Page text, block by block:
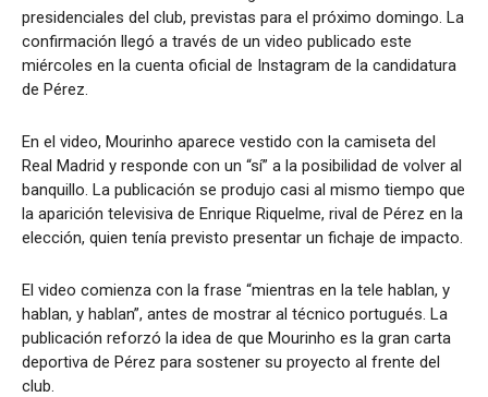
presidenciales del club, previstas para el próximo domingo. La
confirmación llegó a través de un video publicado este
miércoles en la cuenta oficial de Instagram de la candidatura
de Pérez.
En el video, Mourinho aparece vestido con la camiseta del
Real Madrid y responde con un “sí” a la posibilidad de volver al
banquillo. La publicación se produjo casi al mismo tiempo que
la aparición televisiva de Enrique Riquelme, rival de Pérez en la
elección, quien tenía previsto presentar un fichaje de impacto.
El video comienza con la frase “mientras en la tele hablan, y
hablan, y hablan”, antes de mostrar al técnico portugués. La
publicación reforzó la idea de que Mourinho es la gran carta
deportiva de Pérez para sostener su proyecto al frente del
club.